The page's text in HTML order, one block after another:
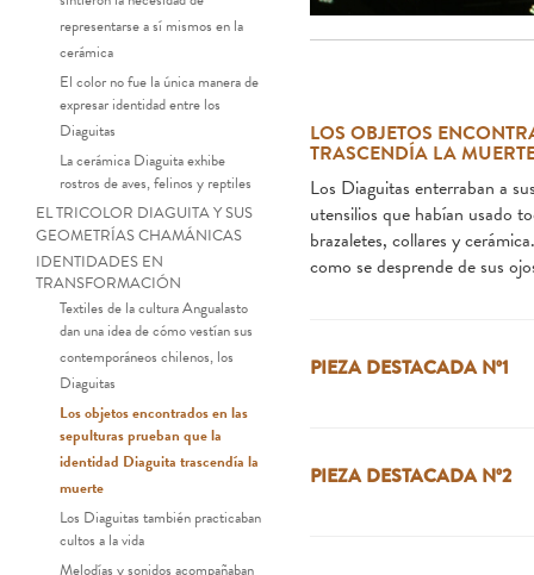
representarse a sí mismos en la
cerámica
El color no fue la única manera de
expresar identidad entre los
Diaguitas
La cerámica Diaguita exhibe
rostros de aves, felinos y reptiles
EL TRICOLOR DIAGUITA Y SUS
GEOMETRÍAS CHAMÁNICAS
IDENTIDADES EN
TRANSFORMACIÓN
Textiles de la cultura Angualasto
dan una idea de cómo vestían sus
contemporáneos chilenos, los
Diaguitas
Los objetos encontrados en las
sepulturas prueban que la
identidad Diaguita trascendía la
muerte
Los Diaguitas también practicaban
cultos a la vida
Melodías y sonidos acompañaban
LOS OBJETOS
TRASCENDÍA LA
Los Diaguitas enterraban a
utensilios que habían usado
brazaletes, collares y
como se desprende de sus
PIEZA DESTACADA Nº1
PIEZA DESTACADA Nº2